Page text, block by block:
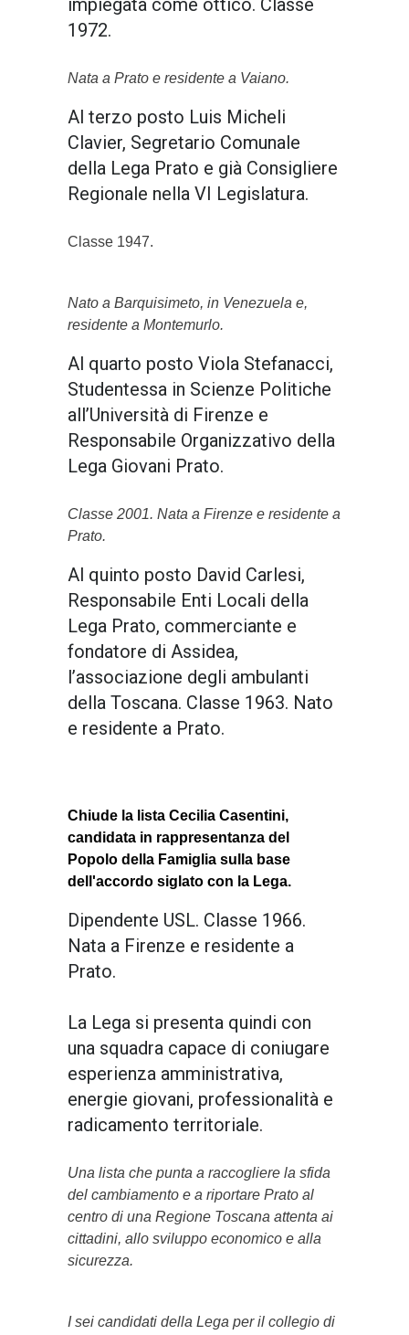
impiegata come ottico. Classe
1972.
Nata a Prato e residente a Vaiano.
Al terzo posto Luis Micheli
Clavier, Segretario Comunale
della Lega Prato e già Consigliere
Regionale nella VI Legislatura.
Classe 1947.
Nato a Barquisimeto, in Venezuela e,
residente a Montemurlo.
Al quarto posto Viola Stefanacci,
Studentessa in Scienze Politiche
all’Università di Firenze e
Responsabile Organizzativo della
Lega Giovani Prato.
Classe 2001. Nata a Firenze e residente a
Prato.
Al quinto posto David Carlesi,
Responsabile Enti Locali della
Lega Prato, commerciante e
fondatore di Assidea,
l’associazione degli ambulanti
della Toscana. Classe 1963. Nato
e residente a Prato.
Chiude la lista Cecilia Casentini,
candidata in rappresentanza del
Popolo della Famiglia sulla base
dell'accordo siglato con la Lega.
Dipendente USL. Classe 1966.
Nata a Firenze e residente a
Prato.
La Lega si presenta quindi con
una squadra capace di coniugare
esperienza amministrativa,
energie giovani, professionalità e
radicamento territoriale.
Una lista che punta a raccogliere la sfida
del cambiamento e a riportare Prato al
centro di una Regione Toscana attenta ai
cittadini, allo sviluppo economico e alla
sicurezza.​
I sei candidati della Lega per il collegio di